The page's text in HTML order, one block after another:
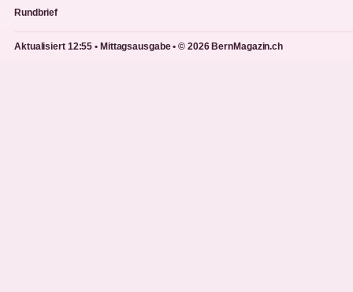
Rundbrief
Aktualisiert 12:55 • Mittagsausgabe • © 2026 BernMagazin.ch